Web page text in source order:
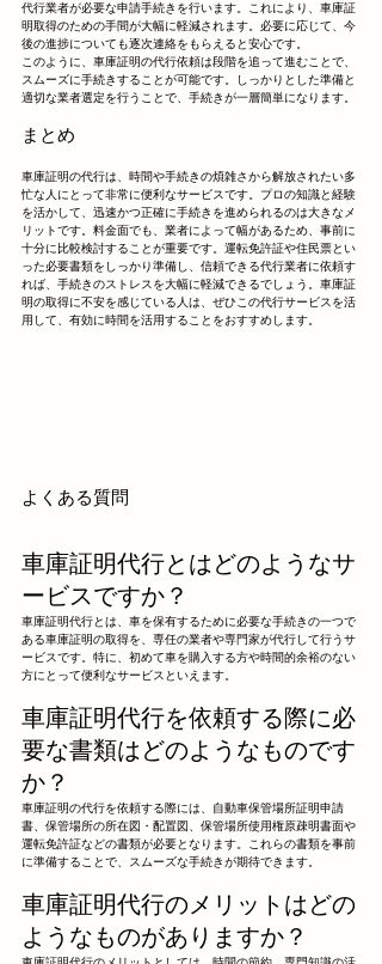
代行業者が必要な申請手続きを行います。これにより、車庫証
明取得のための手間が大幅に軽減されます。必要に応じて、今
後の進捗についても逐次連絡をもらえると安心です。
このように、車庫証明の代行依頼は段階を追って進むことで、
スムーズに手続きすることが可能です。しっかりとした準備と
適切な業者選定を行うことで、手続きが一層簡単になります。
まとめ
車庫証明の代行は、時間や手続きの煩雑さから解放されたい多
忙な人にとって非常に便利なサービスです。プロの知識と経験
を活かして、迅速かつ正確に手続きを進められるのは大きなメ
リットです。料金面でも、業者によって幅があるため、事前に
十分に比較検討することが重要です。運転免許証や住民票とい
った必要書類をしっかり準備し、信頼できる代行業者に依頼す
れば、手続きのストレスを大幅に軽減できるでしょう。車庫証
明の取得に不安を感じている人は、ぜひこの代行サービスを活
用して、有効に時間を活用することをおすすめします。
よくある質問
車庫証明代行とはどのようなサ
ービスですか？
車庫証明代行とは、車を保有するために必要な手続きの一つで
ある車庫証明の取得を、専任の業者や専門家が代行して行うサ
ービスです。特に、初めて車を購入する方や時間的余裕のない
方にとって便利なサービスといえます。
車庫証明代行を依頼する際に必
要な書類はどのようなものです
か？
車庫証明の代行を依頼する際には、自動車保管場所証明申請
書、保管場所の所在図・配置図、保管場所使用権原疎明書面や
運転免許証などの書類が必要となります。これらの書類を事前
に準備することで、スムーズな手続きが期待できます。
車庫証明代行のメリットはどの
ようなものがありますか？